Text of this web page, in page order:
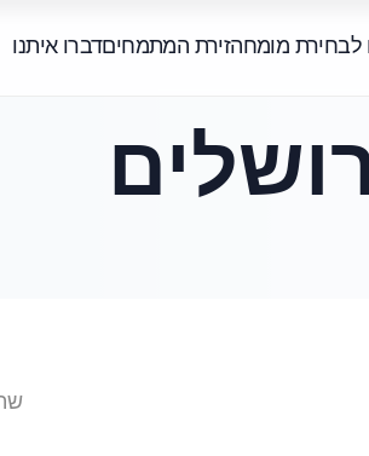
לבחירת מומחהזירת המתמחיםדברו איתנו